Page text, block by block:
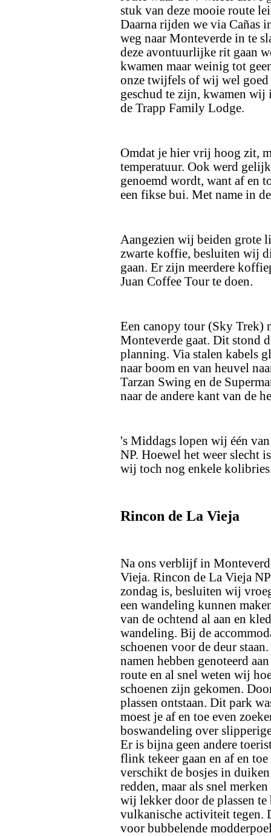
stuk van deze mooie route
Daarna rijden we via Cañas
weg naar Monteverde in te
deze avontuurlijke rit gaan
kwamen maar weinig tot
onze twijfels of wij wel goed
geschud te zijn, kwamen
de Trapp Family Lodge.
Omdat je hier vrij hoog zit,
temperatuur. Ook werd
genoemd wordt, want af en
een fikse bui. Met name in
Aangezien wij beiden grote
zwarte koffie, besluiten wij
gaan. Er zijn meerdere
Juan Coffee Tour te doen.
Een canopy tour (Sky Trek)
Monteverde gaat. Dit stond
planning. Via stalen kabels
naar boom en van heuvel
Tarzan Swing en de
naar de andere kant van de
's Middags lopen wij één
NP. Hoewel het weer slecht
wij toch nog enkele
Rincon de La Vieja
Na ons verblijf in
Vieja. Rincon de La Vieja
zondag is, besluiten wij
een wandeling kunnen
van de ochtend al aan en
wandeling. Bij de
schoenen voor de deur
namen hebben genoteerd
route en al snel weten wij
schoenen zijn gekomen.
plassen ontstaan. Dit park
moest je af en toe even
boswandeling over
Er is bijna geen andere
flink tekeer gaan en af en
verschikt de bosjes in
redden, maar als snel
wij lekker door de plassen
vulkanische activiteit tegen.
voor bubbelende